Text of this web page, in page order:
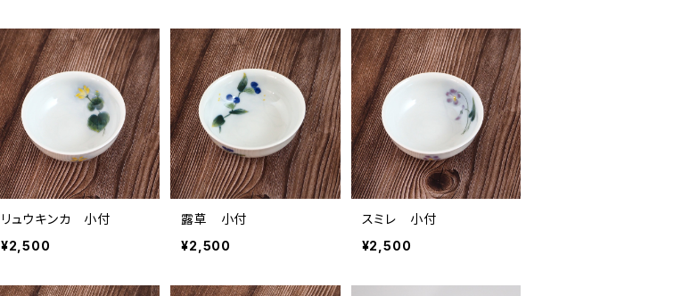
リュウキンカ 小付
¥2,500
露草 小付
¥2,500
スミレ 小付
¥2,500